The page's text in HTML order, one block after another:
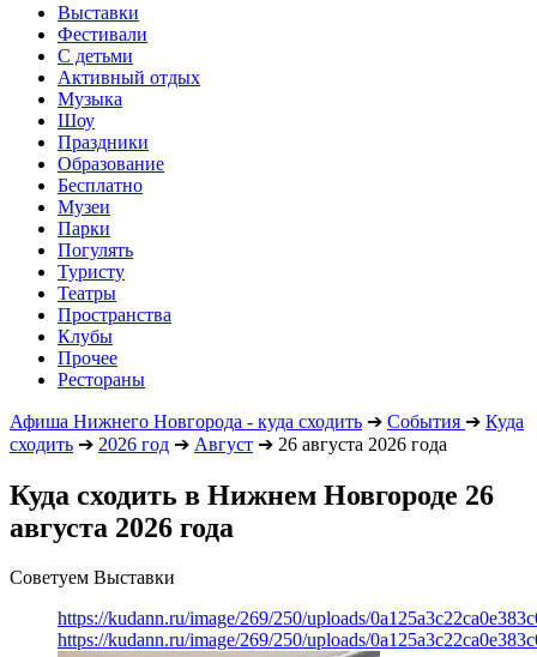
Выставки
Фестивали
С детьми
Активный отдых
Музыка
Шоу
Праздники
Образование
Бесплатно
Музеи
Парки
Погулять
Туристу
Театры
Пространства
Клубы
Прочее
Рестораны
Афиша Нижнего Новгорода - куда сходить ➔ События ➔ Куда
сходить ➔ 2026 год ➔ Август ➔ 26 августа 2026 года
Куда сходить в Нижнем Новгороде 26
августа 2026 года
Советуем Выставки
https://kudann.ru/image/269/250/uploads/
https://kudann.ru/image/269/250/uploads/